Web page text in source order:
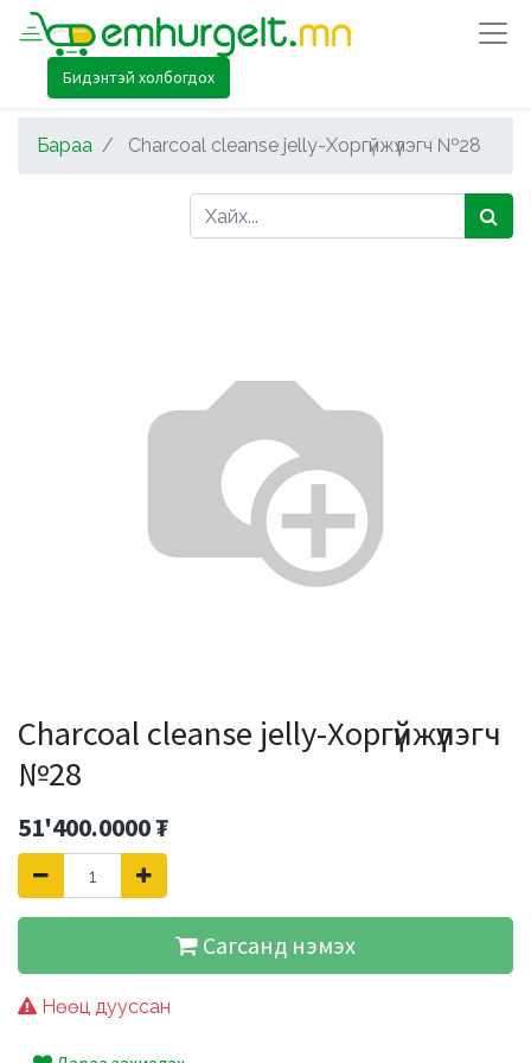
Бидэнтэй холбогдох
Бараа Charcoal cleanse jelly-Хоргүйжүүлэгч №28
Charcoal cleanse jelly-Хоргүйжүүлэгч
№28
51'400.0000₮
Сагсанд нэмэх
Нөөц дууссан